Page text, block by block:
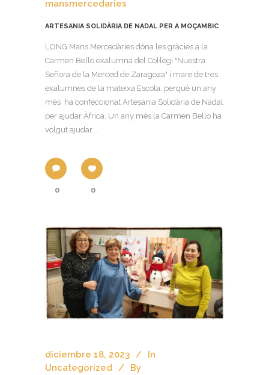
mansmercedaries
ARTESANIA SOLIDÀRIA DE NADAL PER A MOÇAMBIC
L’ONG Mans Mercedàries dóna les gràcies a la
Carmen Bello exalumna del Col·legi "Nuestra
Señora de la Merced de Zaragoza" i mare de tres
exalumnes de la mateixa Escola, perquè un any
més ha confeccionat Artesania Solidària de Nadal
per ajudar Àfrica. Un any més la Carmen Bello ha
volgut ajudar...
0 0
diciembre 18, 2023
In
Uncategorized
By